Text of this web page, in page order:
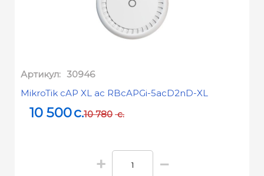
Артикул: 30946
MikroTik cAP XL ac RBcAPGi-5acD2nD-XL
10 500c.10 780 c.
+ −